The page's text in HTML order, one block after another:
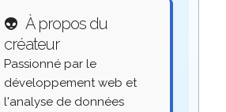
👽 À propos du
créateur
Passionné par le
développement web et
l'analyse de données